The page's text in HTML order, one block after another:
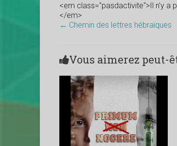
<em class="pasdactivite">Il n'y a
</em>
← Chemin des lettres hébraïques
Vous aimerez peut-